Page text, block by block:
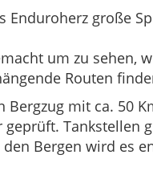
große
um zu sehen,
Routen
mit ca. 50
Tankstellen
Bergen wird es